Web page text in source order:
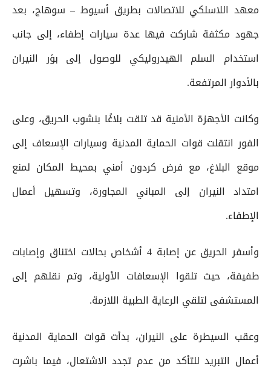
معهد اللاسلكي للاتصالات بطريق أسيوط – سوهاج، بعد
جهود مكثفة شاركت فيها عدة سيارات إطفاء، إلى جانب
استخدام السلم الهيدروليكي للوصول إلى بؤر النيران
بالأدوار المرتفعة.
وكانت الأجهزة الأمنية قد تلقت بلاغًا بنشوب الحريق، وعلى
الفور انتقلت قوات الحماية المدنية وسيارات الإسعاف إلى
موقع البلاغ، مع فرض كردون أمني بمحيط المكان لمنع
امتداد النيران إلى المباني المجاورة، وتسهيل أعمال
الإطفاء.
وأسفر الحريق عن إصابة 4 أشخاص بحالات اختناق وإصابات
طفيفة، حيث تلقوا الإسعافات الأولية، وتم نقلهم إلى
المستشفى لتلقي الرعاية الطبية اللازمة.
وعقب السيطرة على النيران، بدأت قوات الحماية المدنية
أعمال التبريد للتأكد من عدم تجدد الاشتعال، فيما باشرت